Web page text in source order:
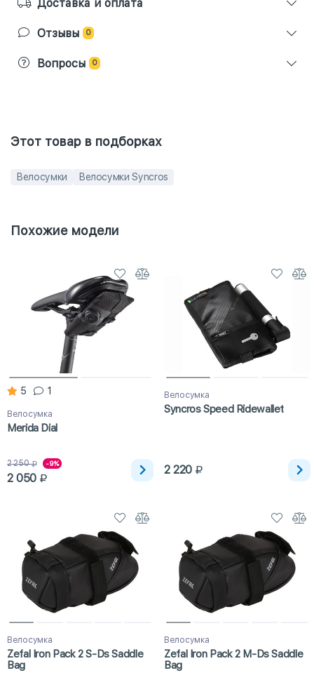
Доставка и оплата
Отзывы 0
Вопросы 0
Этот товар в подборках
Велосумки Велосумки Syncros
Похожие модели
5 1
Велосумка
Merida Dial
2 250 -9%
2 050
Велосумка
Syncros Speed Ridewallet
2 220
Велосумка
Zefal Iron Pack 2 S-Ds Saddle
Bag
Велосумка
Zefal Iron Pack 2 M-Ds Saddle
Bag